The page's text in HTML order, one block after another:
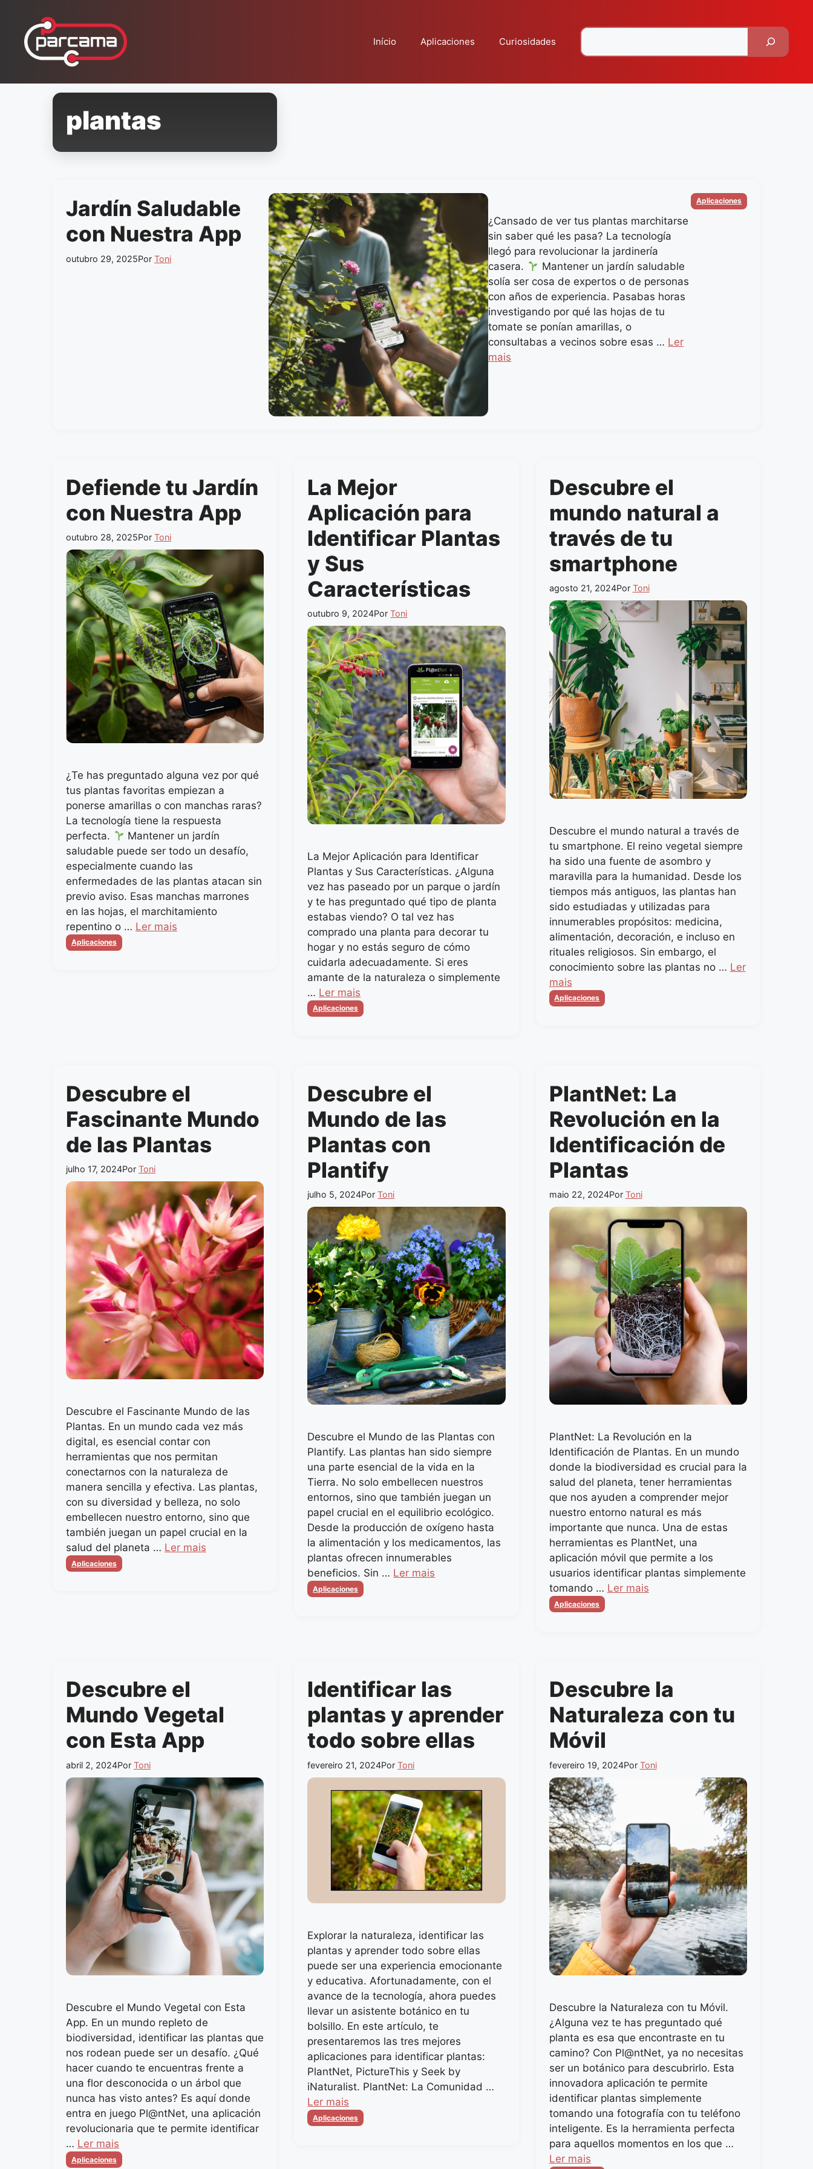
conteúdo
Início Aplicaciones Curiosidades
plantas
Jardín Saludable
con Nuestra App
outubro 29, 2025Por Toni
¿Cansado de ver tus plantas marchitarse
sin saber qué les pasa? La tecnología
llegó para revolucionar la jardinería
casera.
Mantener un jardín saludable
solía ser cosa de expertos o de personas
con años de experiencia. Pasabas horas
investigando por qué las hojas de tu
tomate se ponían amarillas, o
consultabas a vecinos sobre esas … Ler
mais
Categorias
Aplicaciones
Defiende tu Jardín
con Nuestra App
outubro 28, 2025Por Toni
¿Te has preguntado alguna vez por qué
tus plantas favoritas empiezan a
ponerse amarillas o con manchas raras?
La tecnología tiene la respuesta
perfecta.
Mantener un jardín
saludable puede ser todo un desafío,
especialmente cuando las
enfermedades de las plantas atacan sin
previo aviso. Esas manchas marrones
en las hojas, el marchitamiento
repentino o … Ler mais
Categorias
Aplicaciones
La Mejor
Aplicación para
Identificar Plantas
y Sus
Características
outubro 9, 2024PorToni
La Mejor Aplicación para Identificar
Plantas y Sus Características. ¿Alguna
vez has paseado por un parque o jardín
y te has preguntado qué tipo de planta
estabas viendo? O tal vez has
comprado una planta para decorar tu
hogar y no estás seguro de cómo
cuidarla adecuadamente. Si eres
amante de la naturaleza o simplemente
… Ler mais
Categorias
Aplicaciones
Descubre el
mundo natural a
través de tu
smartphone
agosto 21, 2024Por Toni
Descubre el mundo natural a través de
tu smartphone. El reino vegetal siempre
ha sido una fuente de asombro y
maravilla para la humanidad. Desde los
tiempos más antiguos, las plantas han
sido estudiadas y utilizadas para
innumerables propósitos: medicina,
alimentación, decoración, e incluso en
rituales religiosos. Sin embargo, el
conocimiento sobre las plantas no … Ler
mais
Categorias
Aplicaciones
Descubre el
Fascinante Mundo
de las Plantas
julho 17, 2024Por Toni
Descubre el Fascinante Mundo de las
Plantas. En un mundo cada vez más
digital, es esencial contar con
herramientas que nos permitan
conectarnos con la naturaleza de
manera sencilla y efectiva. Las plantas,
con su diversidad y belleza, no solo
embellecen nuestro entorno, sino que
también juegan un papel crucial en la
salud del planeta … Ler mais
Categorias
Aplicaciones
Descubre el
Mundo de las
Plantas con
Plantify
julho 5, 2024PorToni
Descubre el Mundo de las Plantas con
Plantify. Las plantas han sido siempre
una parte esencial de la vida en la
Tierra. No solo embellecen nuestros
entornos, sino que también juegan un
papel crucial en el equilibrio ecológico.
Desde la producción de oxígeno hasta
la alimentación y los medicamentos, las
plantas ofrecen innumerables
beneficios. Sin … Ler mais
Categorias
Aplicaciones
PlantNet: La
Revolución en la
Identificación de
Plantas
maio 22, 2024Por Toni
PlantNet: La Revolución en la
Identificación de Plantas. En un mundo
donde la biodiversidad es crucial para la
salud del planeta, tener herramientas
que nos ayuden a comprender mejor
nuestro entorno natural es más
importante que nunca. Una de estas
herramientas es PlantNet, una
aplicación móvil que permite a los
usuarios identificar plantas simplemente
tomando … Ler mais
Categorias
Aplicaciones
Descubre el
Mundo Vegetal
con Esta App
abril 2, 2024Por Toni
Descubre el Mundo Vegetal con Esta
App. En un mundo repleto de
biodiversidad, identificar las plantas que
nos rodean puede ser un desafío. ¿Qué
hacer cuando te encuentras frente a
una flor desconocida o un árbol que
nunca has visto antes? Es aquí donde
entra en juego Pl@ntNet, una aplicación
revolucionaria que te permite identificar
… Ler mais
Categorias
Aplicaciones
Identificar las
plantas y aprender
todo sobre ellas
fevereiro 21, 2024PorToni
Explorar la naturaleza, identificar las
plantas y aprender todo sobre ellas
puede ser una experiencia emocionante
y educativa. Afortunadamente, con el
avance de la tecnología, ahora puedes
llevar un asistente botánico en tu
bolsillo. En este artículo, te
presentaremos las tres mejores
aplicaciones para identificar plantas:
PlantNet, PictureThis y Seek by
iNaturalist. PlantNet: La Comunidad …
Ler mais
Categorias
Aplicaciones
Descubre la
Naturaleza con tu
Móvil
fevereiro 19, 2024Por Toni
Descubre la Naturaleza con tu Móvil.
¿Alguna vez te has preguntado qué
planta es esa que encontraste en tu
camino? Con Pl@ntNet, ya no necesitas
ser un botánico para descubrirlo. Esta
innovadora aplicación te permite
identificar plantas simplemente
tomando una fotografía con tu teléfono
inteligente. Es la herramienta perfecta
para aquellos momentos en los que …
Ler mais